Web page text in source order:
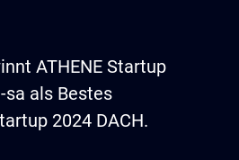
ATHENE Startup
sa als Bestes
2024 DACH.